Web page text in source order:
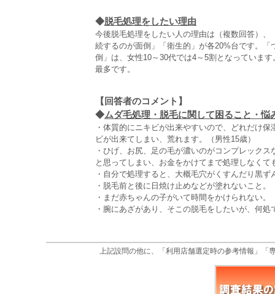
◆脱毛処理をしたい理由
今後脱毛処理をしたい人の理由は（複数回答）
続するのが面倒」「衛生的」が各20%台です。
倒」は、女性10～30代では4～5割となっていま
最多です。
【回答者のコメント】
◆ムダ毛処理・脱毛に関して困ること・
・体質的にニキビが出来やすいので、どれだけ
ビが出来てしまい、荒れます。（男性15歳）
・ひげ、お尻、足の毛が濃いのがコンプレック
と思ってしまい、お金をかけてまで処理しなく
・自分で処理すると、大概毛穴がくすんだり黒
・脱毛前と後に日焼け止めなどが塗れないこと。
・まだ赤ちゃんの子がいて時間をかけられない。
・腕にあざがあり、そこの脱毛をしたいが、何
上記設問の他に、「利用店舗選定時の参考情報」「